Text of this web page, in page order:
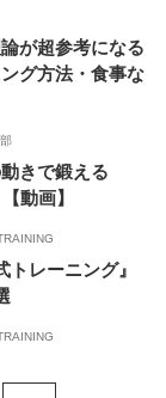
が超参考になる
グ方法・食事な
きで鍛える
動画】
レーニング』